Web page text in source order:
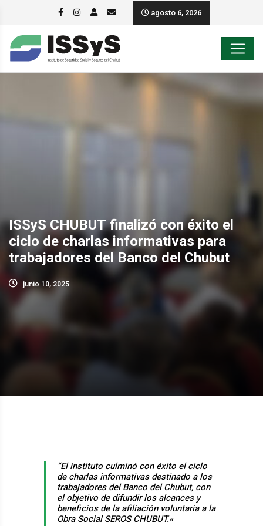
agosto 6, 2026
ISSyS CHUBUT finalizó con éxito el
ciclo de charlas informativas para
trabajadores del Banco del Chubut
junio 10, 2025
“El instituto culminó con éxito el ciclo
de charlas informativas destinado a los
trabajadores del Banco del Chubut, con
el objetivo de difundir los alcances y
beneficios de la afiliación voluntaria a la
Obra Social SEROS CHUBUT.«